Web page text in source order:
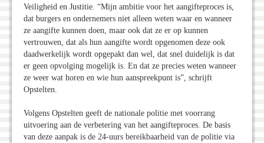
Veiligheid en Justitie. “Mijn ambitie voor het aangifteproces is,
dat burgers en ondernemers niet alleen weten waar en wanneer
ze aangifte kunnen doen, maar ook dat ze er op kunnen
vertrouwen, dat als hun aangifte wordt opgenomen deze ook
daadwerkelijk wordt opgepakt dan wel, dat snel duidelijk is dat
er geen opvolging mogelijk is. En dat ze precies weten wanneer
ze weer wat horen en wie hun aanspreekpunt is”, schrijft
Opstelten.
Volgens Opstelten geeft de nationale politie met voorrang
uitvoering aan de verbetering van het aangifteproces. De basis
van deze aanpak is de 24-uurs bereikbaarheid van de politie via